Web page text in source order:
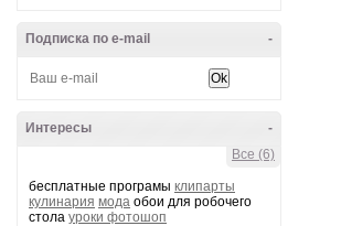
-
Подписка по e-mail
-
Интересы
Все (6)
бесплатные програмы клипарты
кулинария мода обои для робочего
стола уроки фотошоп